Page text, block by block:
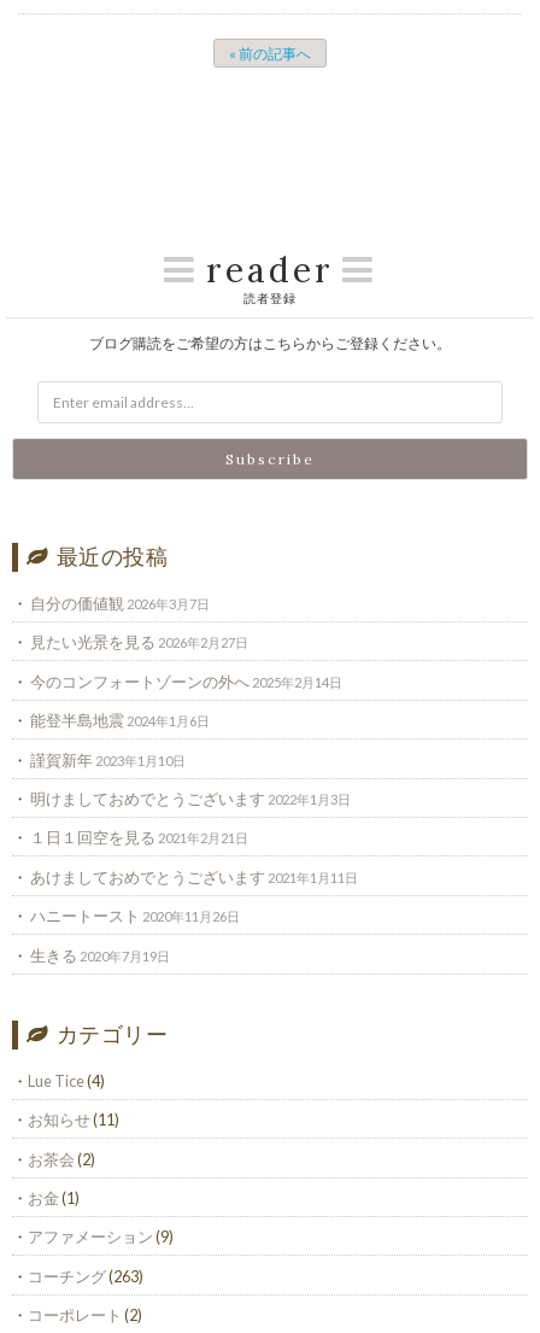
« 前の記事へ
reader
読者登録
ブログ購読をご希望の方はこちらからご登録ください。
最近の投稿
自分の価値観 2026年3月7日
見たい光景を見る 2026年2月27日
今のコンフォートゾーンの外へ 2025年2月14日
能登半島地震 2024年1月6日
謹賀新年 2023年1月10日
明けましておめでとうございます 2022年1月3日
１日１回空を見る 2021年2月21日
あけましておめでとうございます 2021年1月11日
ハニートースト 2020年11月26日
生きる 2020年7月19日
カテゴリー
Lue Tice(4)
お知らせ(11)
お茶会(2)
お金(1)
アファメーション(9)
コーチング(263)
コーポレート (2)